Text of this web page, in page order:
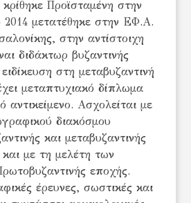
Προϊσταμένη στην
μετατέθηκε στην ΕΦ.Α.
στην αντίστοιχη
διδάκτωρ βυζαντινής
στη μεταβυζαντινή
μεταπτυχιακό δίπλωμα
αντικείμενο. Ασχολείται με
διακόσμου
και μεταβυζαντινής
με τη μελέτη των
εποχής.
έρευνες, σωστικές και